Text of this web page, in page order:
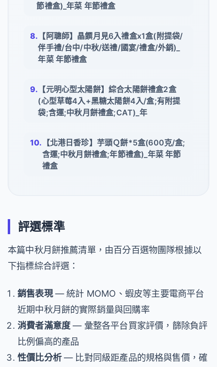
節禮盒)_年菜 年節禮盒
【阿聰師】晶饌月見6入禮盒x1盒(附提袋/
伴手禮/台中/中秋/送禮/國宴/禮盒/外銷)_
年菜 年節禮盒
【元明心型太陽餅】綜合太陽餅禮盒2盒
(心型草莓4入+黑糖太陽餅4入/盒;有附提
袋;含運;中秋月餅禮盒;CAT)_年
【北港日香珍】芋頭Ｑ餅*5盒(600克/盒;
含運;中秋月餅禮盒;年節禮盒)_年菜 年節
禮盒
評選標準
本篇中秋月餅推薦清單，由百分百選物團隊根據以
下指標綜合評選：
銷售表現— 統計 MOMO、蝦皮等主要電商平台
近期中秋月餅的實際銷量與回購率
消費者滿意度— 彙整各平台買家評價，篩除負評
比例偏高的產品
性價比分析— 比對同級距產品的規格與售價，確